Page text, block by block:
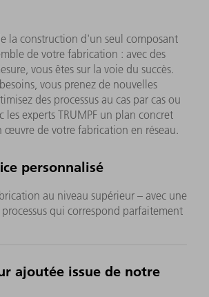
la construction d'un seul composant
de votre fabrication : avec des
vous êtes sur la voie du succès.
vous prenez de nouvelles
des processus au cas par cas ou
les experts TRUMPF un plan concret
œuvre de votre fabrication en réseau.
personnalisé
au niveau supérieur – avec une
qui correspond parfaitement
ajoutée issue de notre